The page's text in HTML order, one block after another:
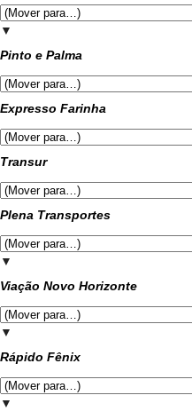
▼
Pinto e Palma
Expresso Farinha
Transur
Plena Transportes
▼
Viação Novo Horizonte
▼
Rápido Fênix
▼